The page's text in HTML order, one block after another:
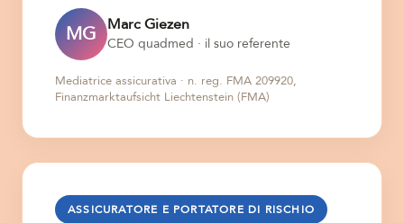
MG Marc Giezen
CEO quadmed · il suo referente
Mediatrice assicurativa · n. reg. FMA 209920,
Finanzmarktaufsicht Liechtenstein (FMA)
ASSICURATORE E PORTATORE DI RISCHIO